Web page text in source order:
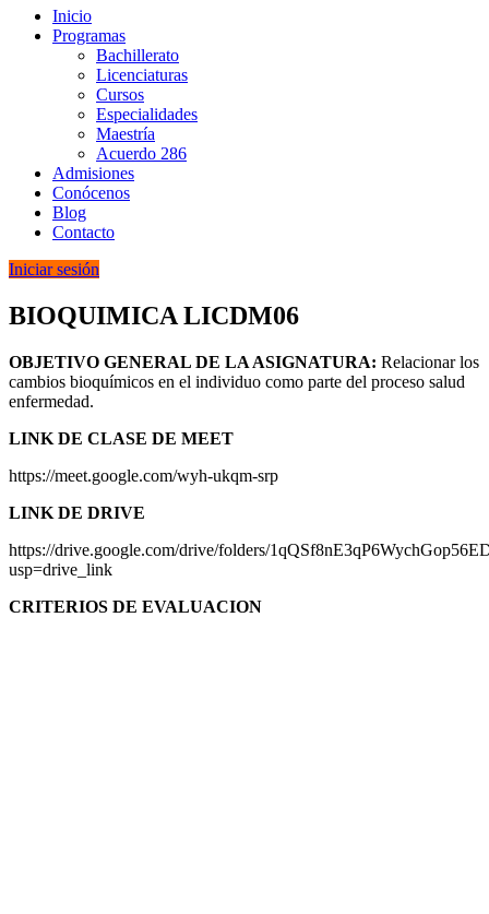
Inicio
Programas
Bachillerato
Licenciaturas
Cursos
Especialidades
Maestría
Acuerdo 286
Admisiones
Conócenos
Blog
Contacto
Iniciar sesión
BIOQUIMICA LICDM06
OBJETIVO GENERAL DE LA ASIGNATURA: Relacionar los
cambios bioquímicos en el individuo como parte del proceso salud
enfermedad.
LINK DE CLASE DE MEET
https://meet.google.com/wyh-ukqm-srp
LINK DE DRIVE
https://drive.google.com/drive/folders/
usp=drive_link
CRITERIOS DE EVALUACION